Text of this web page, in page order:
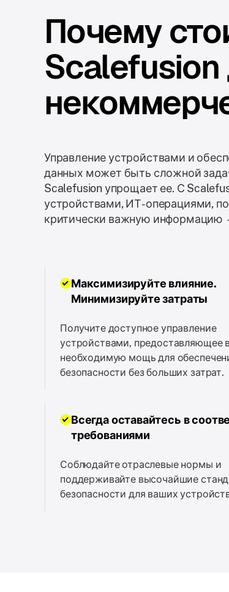
Почему
Управление устройствами и
данных может быть сложной
Scalefusion упрощает ее. С
устройствами, ИТ-операциями,
критически важную информацию
Максимизируйте влияние.
Минимизируйте затраты
Получите доступное управление
устройствами, предоставляющее
необходимую мощь для
безопасности без больших затрат.
Всегда оставайтесь в
требованиями
Соблюдайте отраслевые нормы и
поддерживайте высочайшие
безопасности для ваших